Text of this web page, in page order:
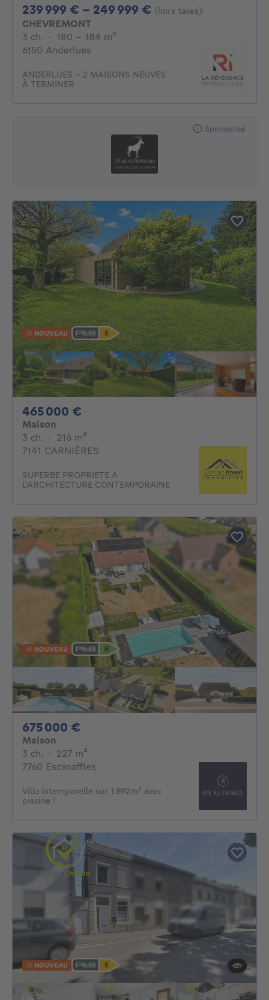
239 999 € - 249 999 € De 239999€ À
(hors taxes)
CHEVREMONT
3 ch. 3 chambres
· 180 - 184 m²
6150 Anderlues
ANDERLUES – 2 MAISONS NEUVES
À TERMINER
Sponsorisé
NOUVEAU
465 000 €
Maison
3 ch. 3 chambres
· 216 m²
7141 CARNIÈRES
SUPERBE PROPRIETE A
L'ARCHITECTURE CONTEMPORAINE
NOUVEAU
675 000 €
Maison
3 ch. 3 chambres
· 227 m²
7760 Escanaffles
Villa intemporelle sur 1.892m² avec
piscine !
NOUVEAU